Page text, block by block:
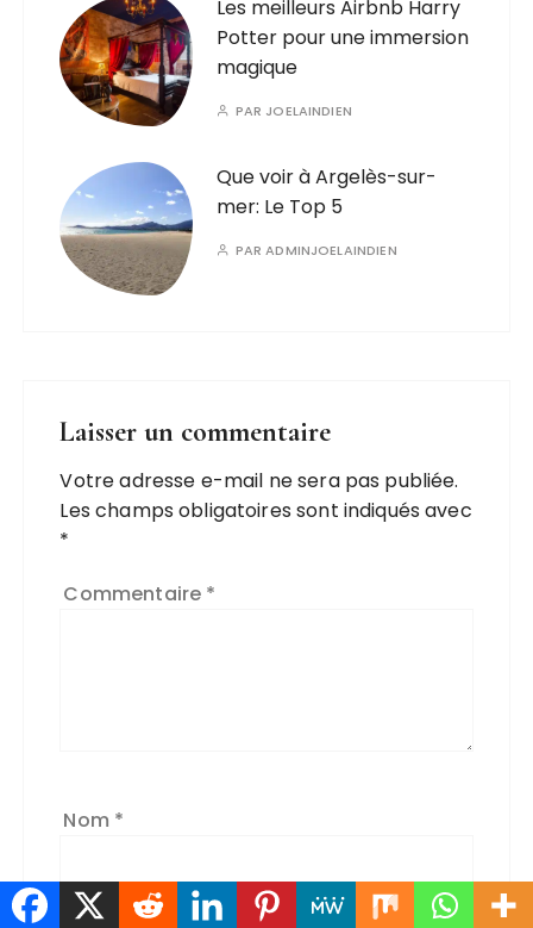
Les meilleurs Airbnb Harry
Potter pour une immersion
magique
PAR JOELAINDIEN
Que voir à Argelès-sur-
mer: Le Top 5
PARADMINJOELAINDIEN
Laisser un commentaire
Votre adresse e-mail ne sera pas publiée.
Les champs obligatoires sont indiqués avec
*
Commentaire *
Nom *